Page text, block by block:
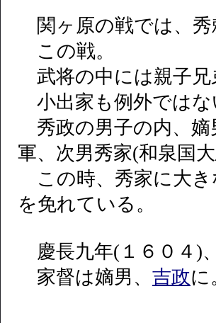
関ヶ原の戦では、秀
この戦。
武将の中には親子兄
小出家も例外ではな
秀政の男子の内、嫡
軍、次男秀家(和泉国
この時、秀家に大き
を免れている。
慶長九年(１６０４)
家督は嫡男、 吉政に